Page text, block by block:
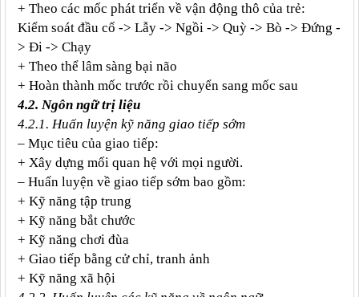
+ Theo các mốc phát triển về vận động thô của trẻ:
Kiểm soát đầu cổ -> Lẫy -> Ngồi -> Quỳ -> Bò -> Đứng -
> Đi -> Chạy
+ Theo thể lâm sàng bại não
+ Hoàn thành mốc trước rồi chuyển sang mốc sau
4.2. Ngôn ngữ trị liệu
4.2.1. Huấn luyện kỹ năng giao tiếp sớm
– Mục tiêu của giao tiếp:
+ Xây dựng mối quan hệ với mọi người.
– Huấn luyện về giao tiếp sớm bao gồm:
+ Kỹ năng tập trung
+ Kỹ năng bắt chước
+ Kỹ năng chơi đùa
+ Giao tiếp bằng cử chỉ, tranh ảnh
+ Kỹ năng xã hội